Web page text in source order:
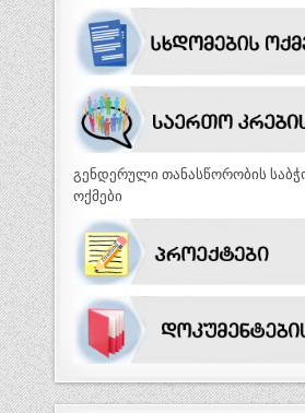
გენდერული თანასწორობის
ოქმები